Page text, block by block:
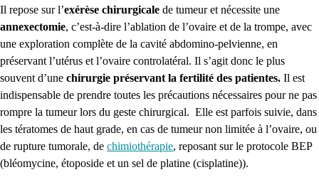
Il repose sur l’exérèse chirurgicale de tumeur et nécessite une
annexectomie, c’est-à-dire l’ablation de l’ovaire et de la trompe, avec
une exploration complète de la cavité abdomino-pelvienne, en
préservant l’utérus et l’ovaire controlatéral. Il s’agit donc le plus
souvent d’une chirurgie préservant la fertilité des patientes. Il est
indispensable de prendre toutes les précautions nécessaires pour ne pas
rompre la tumeur lors du geste chirurgical. Elle est parfois suivie, dans
les tératomes de haut grade, en cas de tumeur non limitée à l’ovaire, ou
de rupture tumorale, de chimiothérapie, reposant sur le protocole BEP
(bléomycine, étoposide et un sel de platine (cisplatine)).